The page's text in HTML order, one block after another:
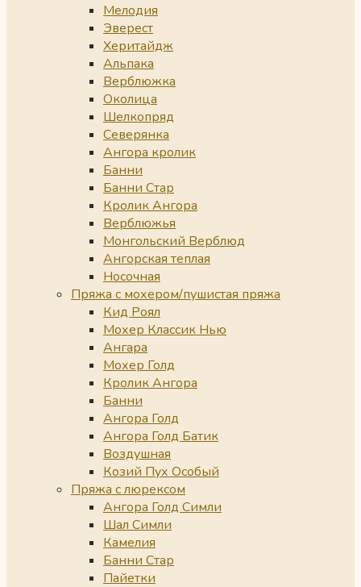
Мелодия
Эверест
Херитайдж
Альпака
Верблюжка
Околица
Шелкопряд
Северянка
Ангора кролик
Банни
Банни Стар
Кролик Ангора
Верблюжья
Монгольский Верблюд
Ангорская теплая
Носочная
Пряжа с мохером/пушистая пряжа
Кид Роял
Мохер Классик Нью
Ангара
Мохер Голд
Кролик Ангора
Банни
Ангора Голд
Ангора Голд Батик
Воздушная
Козий Пух Особый
Пряжа с люрексом
Ангора Голд Симли
Шал Симли
Камелия
Банни Стар
Пайетки